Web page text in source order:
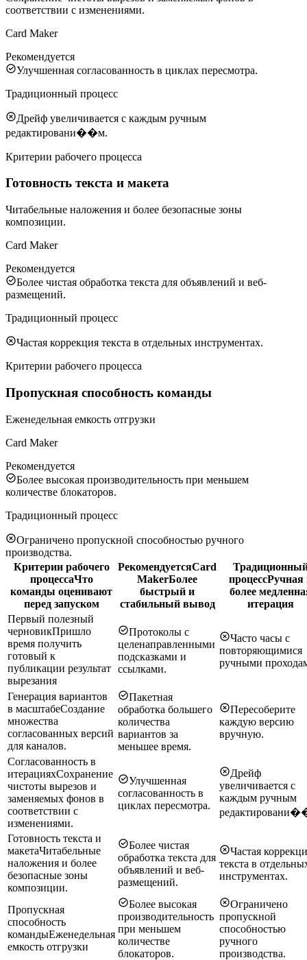
соответствии с изменениями.
Card Maker
Рекомендуется
Улучшенная согласованность в циклах пересмотра.
Традиционный процесс
Дрейф увеличивается с каждым ручным
редактировани��м.
Критерии рабочего процесса
Готовность текста и макета
Читабельные наложения и более безопасные зоны
композиции.
Card Maker
Рекомендуется
Более чистая обработка текста для объявлений и веб-
размещений.
Традиционный процесс
Частая коррекция текста в отдельных инструментах.
Критерии рабочего процесса
Пропускная способность команды
Еженедельная емкость отгрузки
Card Maker
Рекомендуется
Более высокая производительность при меньшем
количестве блокаторов.
Традиционный процесс
Ограничено пропускной способностью ручного
производства.
Критерии рабочего
процессаЧто
команды оценивают
перед запуском
РекомендуетсяCard
MakerБолее
быстрый и
стабильный вывод
процессРучная
более
итерация
Первый полезный
черновикПришло
время получить
готовый к
публикации результат
вырезания
Протоколы с
целенаправленными
подсказками и
ссылками.
Часто часы с
повторяющимися
ручными
Генерация вариантов
в масштабеСоздание
множества
согласованных версий
для каналов.
Пакетная
обработка большего
количества
вариантов за
меньшее время.
Пересоберите
каждую версию
вручную.
Согласованность в
итерацияхСохранение
чистоты вырезов и
заменяемых фонов в
соответствии с
изменениями.
Улучшенная
согласованность в
циклах пересмотра.
Дрейф
увеличивается с
каждым ручным
Готовность текста и
макетаЧитабельные
наложения и более
безопасные зоны
композиции.
Более чистая
обработка текста для
объявлений и веб-
размещений.
Частая
текста в
инструментах.
Пропускная
способность
командыЕженедельная
емкость отгрузки
Более высокая
производительность
при меньшем
количестве
блокаторов.
Ограничено
пропускной
способностью
ручного
производства.